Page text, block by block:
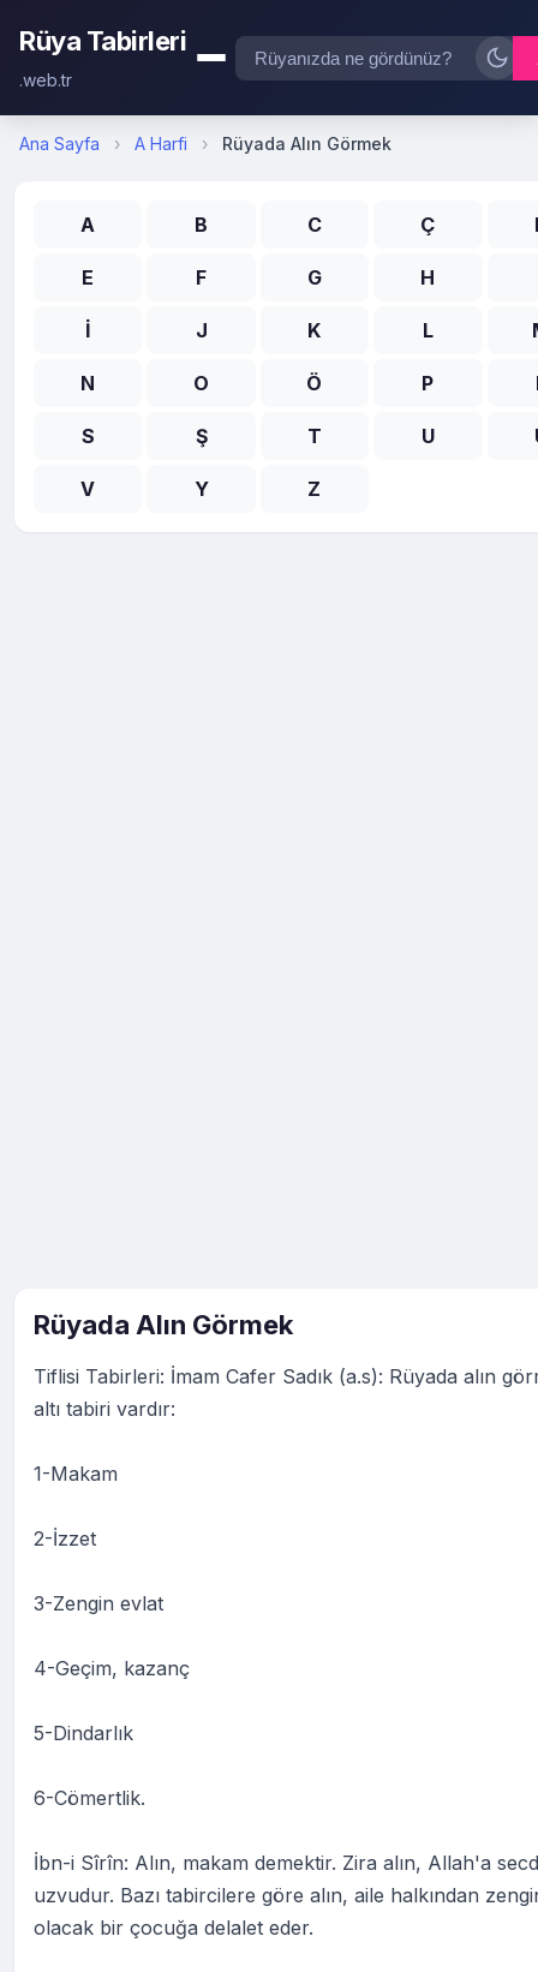
Rüya Tabirleri
.web.tr
Ana Sayfa › A Harfi › Rüyada Alın Görmek
A B C Ç
E F G H
İ J K L
N O Ö P
S Ş T U
V Y Z
Rüyada Alın Görmek
Tiflisi Tabirleri: İmam Cafer Sadık (a.s): Rüyada alın
altı tabiri vardır:
1-Makam
2-İzzet
3-Zengin evlat
4-Geçim, kazanç
5-Dindarlık
6-Cömertlik.
İbn-i Sîrîn: Alın, makam demektir. Zira alın, Allah'a
uzvudur. Bazı tabircilere göre alın, aile halkından
olacak bir çocuğa delalet eder.